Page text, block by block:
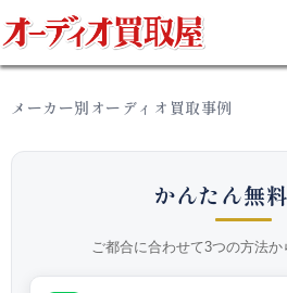
メーカー別オーディオ買取事例
かんたん無
ご都合に合わせて3つの方法